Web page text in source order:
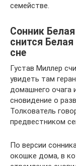
семействе.
Сонник
снится
сне
Густав Миллер
увидеть там
домашнего очага
сновидение о
Толкователь
предвестником
По версии
окошке дома, в